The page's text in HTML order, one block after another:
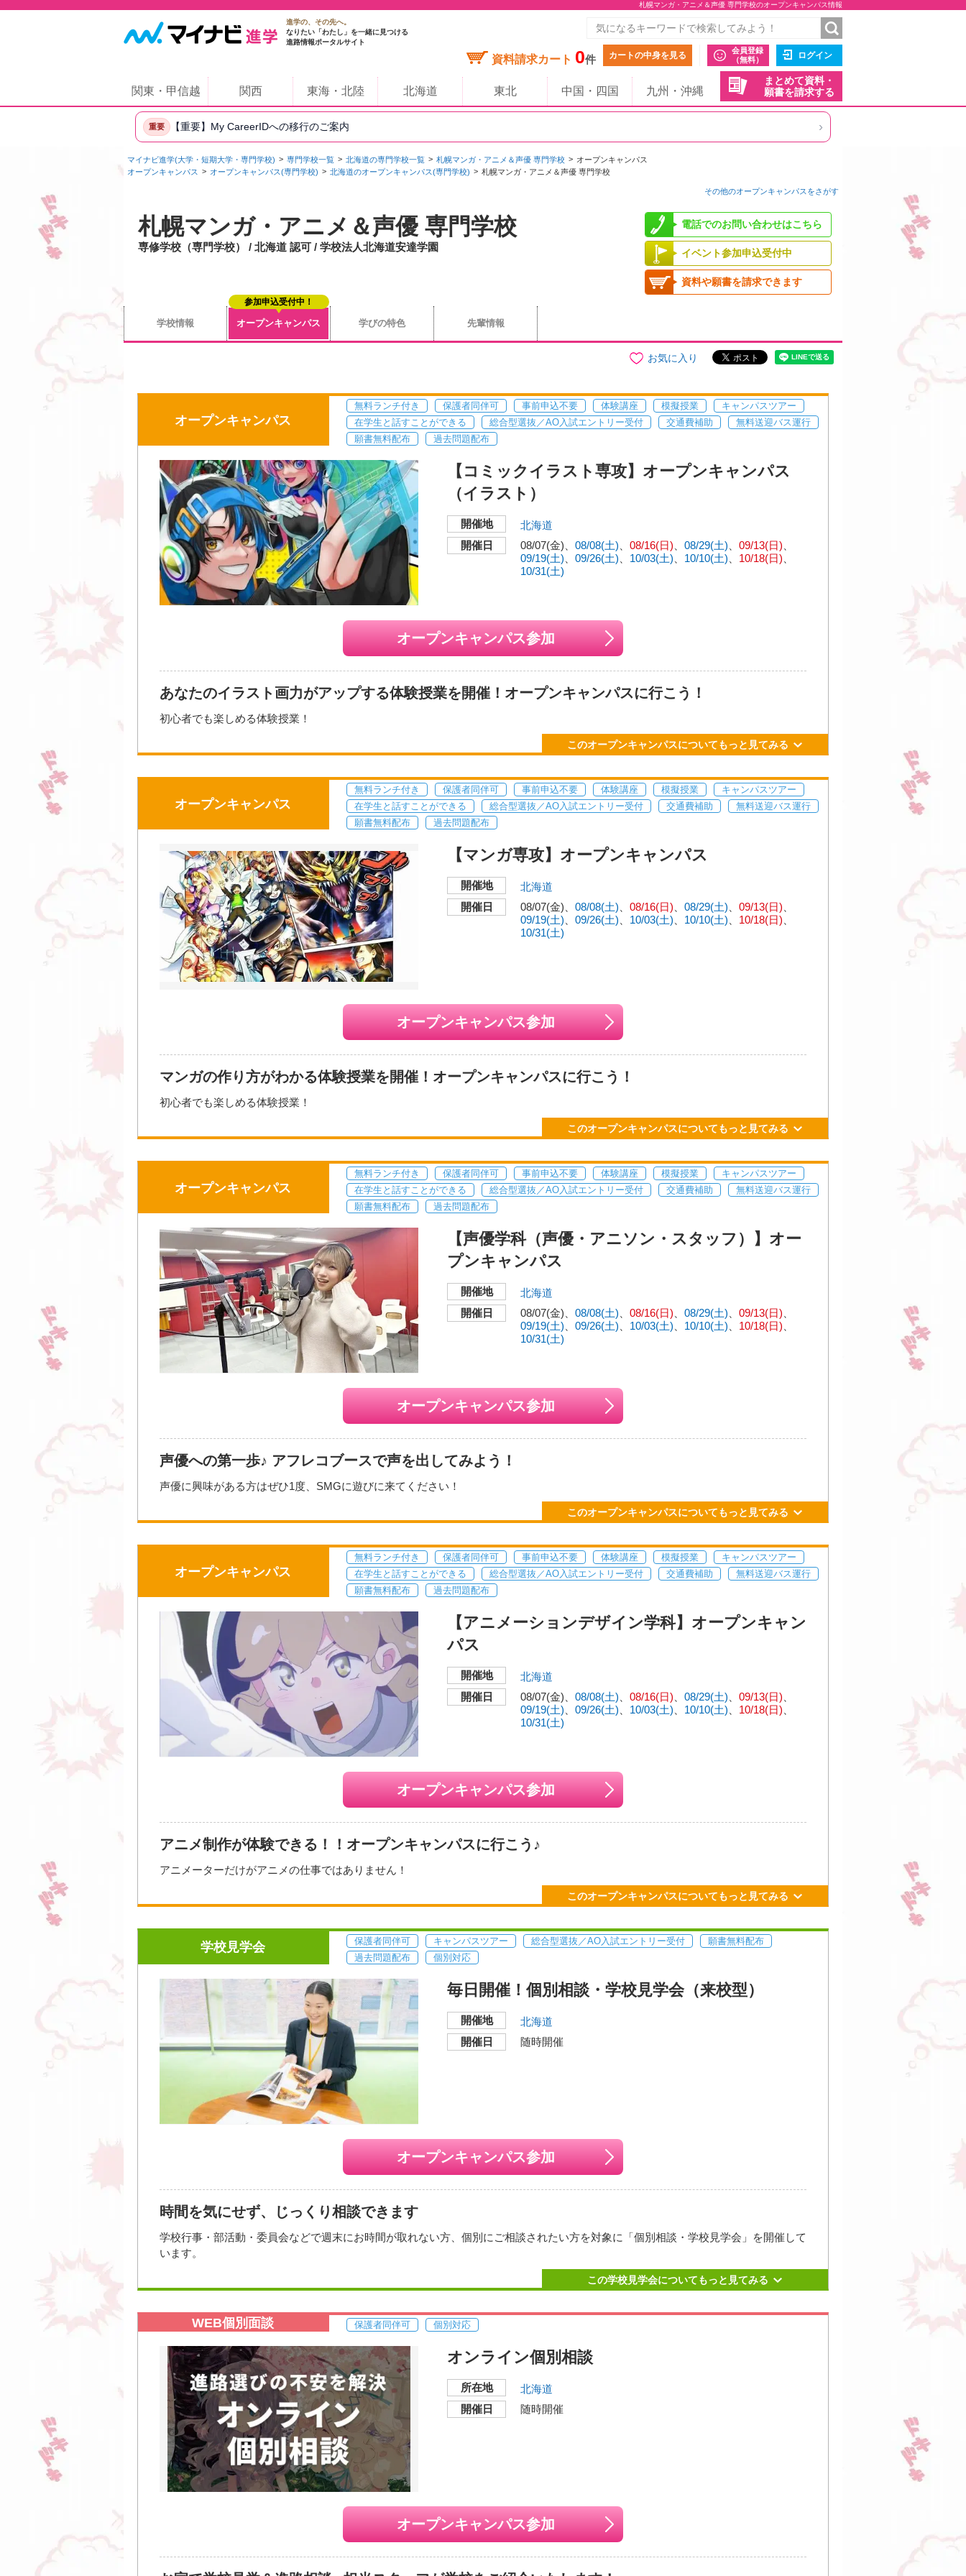
札幌マンガ・アニメ＆声優 専門学校のオープンキャンパス情報
進学の、その先へ。
なりたい「わたし」を一緒に見つける
進路情報ポータルサイト
資料請求カート 0件 カートの中身を見る
会員登録
（無料）
ログイン
まとめて資料・
願書を請求する
関東・甲信越 関西 東海・北陸 北海道 東北 中国・四国 九州・沖縄
重要 【重要】My CareerIDへの移行のご案内 ›
マイナビ進学(大学・短期大学・専門学校) 専門学校一覧 北海道の専門学校一覧 札幌マンガ・アニメ＆声優 専門学校
オープンキャンパス
オープンキャンパス
オープンキャンパス(専門学校) 北海道のオープンキャンパス(専門学校) 札幌マンガ・アニメ＆声優 専門学校
その他のオープンキャンパスをさがす
札幌マンガ・アニメ＆声優 専門学校
専修学校（専門学校） / 北海道 認可 / 学校法人北海道安達学園
電話でのお問い合わせはこちら
イベント参加申込受付中
資料や願書を請求できます
学校情報 オープンキャンパス
参加申込受付中！
学びの特色 先輩情報
お気に入り
オープンキャンパス
無料ランチ付き 保護者同伴可 事前申込不要 体験講座 模擬授業
キャンパスツアー
在学生と話すことができる
総合型選抜／AO入試エントリー受付 交通費補助
無料送迎バス運行
願書無料配布
過去問題配布
【コミックイラスト専攻】オープンキャンパス
（イラスト）
開催地
北海道
開催日
08/07(金) 08/08(土) 08/16(日) 08/29(土)
09/13(日)
09/19(土)
09/26(土) 10/03(土) 10/10(土)
10/18(日)
10/31(土)
オープンキャンパス参加
あなたのイラスト画力がアップする体験授業を開催！オープンキャンパスに行こう！
初心者でも楽しめる体験授業！
【開催講座の一例】
・ペンタブで色塗り体験
・全身や服の描き方講座
【イベントの流れ（一例）】
10：30〜11：00／受付
11：00〜11：20／学校説明
11：20〜12：20／体験授業
12：20〜13：00／施設見学・個別相談
☆----------------------
2026年08月07日（金） 13：00～15：30（声優・
大西亜玖璃さんトークショー＆プチ体験）
2026年08月08日
合同夏祭り）
ャラ講座）
導・構図テク）
2026年09月26日（土）11：00～13：00
2026年10月18日（日）11：00～13：00 2026年10月31日（土） 11：00～13：00
開催場所
校舎
〒060-0042
交通機関・最寄り駅
地下鉄東西線「西11丁目」駅、4番出口より徒歩約2分。
JR「札幌」駅、南口より徒歩約20分。
早めに進路を考えたい高校1・2年生の参加も大歓迎！
お問い合わせ先
このオープンキャンパスについてもっと見てみる
オープンキャンパス
無料ランチ付き 保護者同伴可 事前申込不要 体験講座 模擬授業
キャンパスツアー
在学生と話すことができる
総合型選抜／AO入試エントリー受付 交通費補助
無料送迎バス運行
願書無料配布
過去問題配布
【マンガ専攻】オープンキャンパス
開催地
北海道
開催日
08/07(金) 08/08(土) 08/16(日) 08/29(土)
09/13(日)
09/19(土)
09/26(土) 10/03(土) 10/10(土)
10/18(日)
10/31(土)
オープンキャンパス参加
マンガの作り方がわかる体験授業を開催！オープンキャンパスに行こう！
初心者でも楽しめる体験授業！
【開催講座の一例】
・面白く魅せるコマ割りのコツ
・喜怒哀楽の描き分け方を学ぼう
【イベントの流れ（一例）】
10：30〜11：00／受付
11：00〜11：20／学校説明
11：20〜12：20／体験授業
12：20〜13：00／施設見学・個別相談
☆----------------------
大西亜玖璃さんトークショー＆プチ体験）
合同夏祭り）
2026年08月16日
2026年08月29日
2026年08月29日（土）14：30～16：00（視線誘
2026年09月19日 （土） 11：00～13：00
2026年10月03日（土）11：00～13：00 2026年10月10日 （土）11：00～13：00
開催場所
北海道札幌市中央区大通西9丁目3-12
交通機関・最寄り駅
地下鉄東西線「西11丁目」駅、4番出口より徒歩約2分。
地下鉄南北線・東豊線「大通」駅、1番出口より徒歩約7
参加方法・参加条件
上の「オープンキャンパス参加」ボタンより、必要事項を入力してお申込みください。
お問い合わせ先
このオープンキャンパスについてもっと見てみる
オープンキャンパス
無料ランチ付き 保護者同伴可 事前申込不要 体験講座 模擬授業
キャンパスツアー
在学生と話すことができる
総合型選抜／AO入試エントリー受付 交通費補助
無料送迎バス運行
願書無料配布
過去問題配布
【声優学科（声優・アニソン・スタッフ）】オー
プンキャンパス
開催地
北海道
開催日
08/07(金) 08/08(土) 08/16(日) 08/29(土)
09/13(日)
09/19(土)
09/26(土) 10/03(土) 10/10(土)
10/18(日)
10/31(土)
オープンキャンパス参加
声優への第一歩♪ アフレコブースで声を出してみよう！
声優に興味がある方はぜひ1度、SMGに遊びに来てください！
当日はアフレコ体験の前に発声のコツや台本の持ち方&読み方、マイク前の立ち方なども教えます！(見学のみもOK)
・基礎レッスン＆アフレコ体験講座
・アニソンボーカルレッスン＆アフレコ体験講座
・ラジオ収録体験
【イベントの流れ（一例）】
10：30〜11：00／受付
11：00〜11：20／学校説明
11：20〜12：20／体験授業
12：20〜13：00／施設見学・個別相談
開催日時
2026年08月07日（金） 13：00～15：30（声優・
大西亜玖璃さんトークショー＆プチ体験）
2026年08月08日 （土）13：00～16：00（全学科
2026年08月16日（日）11：00～13：00（アニメ
アフレコorアフレコ収録）
ーラスチェック）
14：30～16：00（ゲーム
2026年09月13日
2026年10月03日
（土）11：00～13：00
2026年10月18日（日）11：00～13：00
校舎
〒060-0042
交通機関・最寄り駅
地下鉄東西線「西11丁目」駅、4番出口より徒歩約2分。
参加方法・参加条件
上の「オープンキャンパス参加」ボタンより、必要事項を入力してお申込みください。
早めに進路を考えたい高校1・2年生の参加も大歓迎！
お問い合わせ先
TEL：0120-722-867（入学相談センター）
E-mail：info@smg.ac.jp
このオープンキャンパスについてもっと見てみる
オープンキャンパス
無料ランチ付き 保護者同伴可 事前申込不要 体験講座 模擬授業
キャンパスツアー
在学生と話すことができる
総合型選抜／AO入試エントリー受付 交通費補助
無料送迎バス運行
願書無料配布
過去問題配布
【アニメーションデザイン学科】オープンキャン
パス
開催地
北海道
開催日
08/07(金) 08/08(土) 08/16(日) 08/29(土)
09/13(日)
09/19(土)
09/26(土) 10/03(土) 10/10(土)
10/18(日)
10/31(土)
オープンキャンパス参加
アニメ制作が体験できる！！オープンキャンパスに行こう♪
アニメーターだけがアニメの仕事ではありません！
オープンキャンパスでは作画はもちろん、撮影やエフェクト、絵コンテ作成などアニメ業界の仕事を実際に手を動かしながら知ること
ができます。
≪体験授業の内容(一例)≫
・目指せ演出家！絵コンテを描いてみよう！
・キャラクターを走らせてみよう！
・映像を仕上げる撮影のお仕事体験
【イベントの流れ（一例）】
10：30〜11：00／受付
11：00〜11：20／学校説明
11：20〜12：20／体験授業
12：20〜13：00／施設見学・個別相談
大西亜玖璃さんトークショー＆プチ体験）
合同夏祭り）
2026年08月16日
ル作画の仕組み）
2026年08月29日
クターアニメーション）
2026年08月29日（土）14：30～16：00（木で学
2026年09月19日 （土） 11：00～13：00 2026年09月26日
2026年10月10日（土）11：00～13：00
2026年10月18日（日）11：00～13：00 2026年10月31日（土）11：00～13：00
開催場所
校舎
開催地
〒060-0042
JR「札幌」駅、南口より徒歩約20分。
このオープンキャンパスについてもっと見てみる
学校見学会 保護者同伴可 キャンパスツアー 総合型選抜／AO入試エントリー受付
願書無料配布
過去問題配布
個別対応
毎日開催！個別相談・学校見学会（来校型）
開催地
北海道
開催日
随時開催
オープンキャンパス参加
時間を気にせず、じっくり相談できます
学校行事・部活動・委員会などで週末にお時間が取れない方、個別にご相談されたい方を対象に「個別相談・学校見学会」を開催して
います。
高校生の方はもちろん、保護者様もご参加できます。どんなことでも相談できますのでお気軽にご来校ください。
【開催時間】10:00～18:00（平日）
★希望される方には、土、日、祝日（16:00まで）も受け付けしております。
開催日時 随時開催
開催場所
〒060-0042
北海道札幌市中央区大通西9丁目3-12
この学校見学会についてもっと見てみる
WEB個別面談 保護者同伴可 個別対応
オンライン個別相談
所在地
北海道
開催日
随時開催
オープンキャンパス参加